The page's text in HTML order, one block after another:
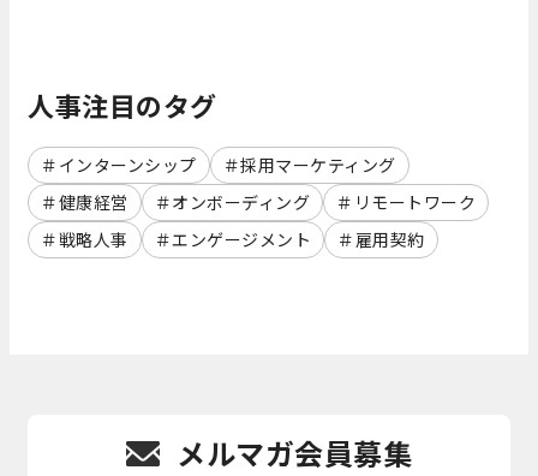
人事注目のタグ
インターンシップ
採用マーケティング
健康経営
オンボーディング
リモートワーク
戦略人事
エンゲージメント 雇用契約
メルマガ会員募集